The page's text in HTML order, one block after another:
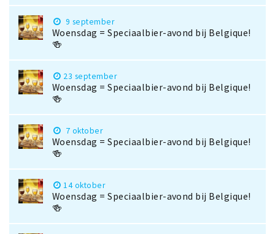
9 september
Woensdag = Speciaalbier-avond bij Belgique!
🍻
23 september
Woensdag = Speciaalbier-avond bij Belgique!
🍻
7 oktober
Woensdag = Speciaalbier-avond bij Belgique!
🍻
14 oktober
Woensdag = Speciaalbier-avond bij Belgique!
🍻